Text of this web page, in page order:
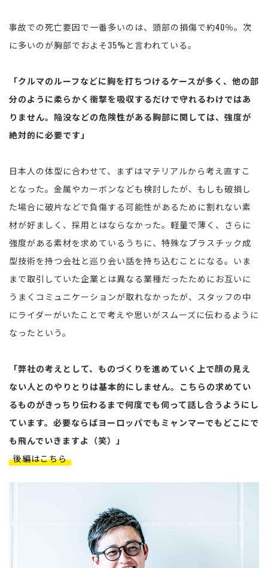
事故での死亡要因で一番多いのは、頭部の損傷で約40％。次
に多いのが胸部でおよそ35%と言われている。
「クルマのルーフなどに胸を打ちつけるケースが多く、他の部
分のように柔らかく衝撃を吸収するだけで守れるわけではあ
りません。陥没などの危険性がある胸部に関しては、強度が
絶対的に必要です」
日本人の体型に合わせて、まずはマテリアルから考え直すこ
となった。金属やカーボンなども検討したが、もしも破損し
た場合に破片などで負傷する可能性があるために割れない素
材が好ましく、採用とはならなかった。軽量で薄く、さらに
強度がある素材を求めているうちに、特殊なプラスチック成
型技術を持つ会社と巡り会い話を持ち込むことになる。いま
まで取引していた企業とは異なる業種だったためにお互いに
うまくコミュニケーションが取れなかったが、スタッフの中
にライダーがいたことで考えや思いがスムーズに伝わるように
なったという。
「弊社の考えとして、ものづくりを進めていく上で顔の見え
ない人とのやりとりは基本的にしません。こちらの求めてい
るものがきっちり伝わるまで何度でも伺って話し合うようにし
ています。必要ならばヨーロッパでもミャンマーでもどこにで
も飛んでいきますよ（笑）」
後編はこちら